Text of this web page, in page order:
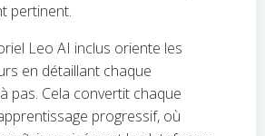
pertinent.
Leo AI inclus oriente les
en détaillant chaque
pas. Cela convertit chaque
progressif, où